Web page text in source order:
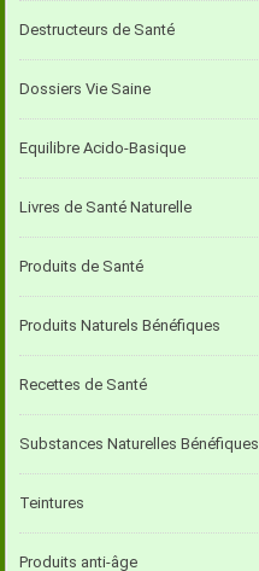
Destructeurs de Santé
Dossiers Vie Saine
Equilibre Acido-Basique
Livres de Santé Naturelle
Produits de Santé
Produits Naturels Bénéfiques
Recettes de Santé
Substances Naturelles Bénéfiques
Teintures
Produits anti-âge